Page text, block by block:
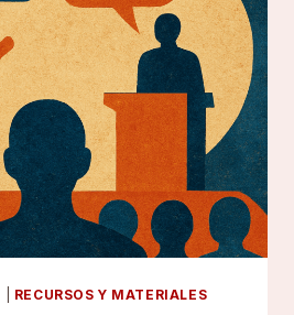
RECURSOS Y MATERIALES